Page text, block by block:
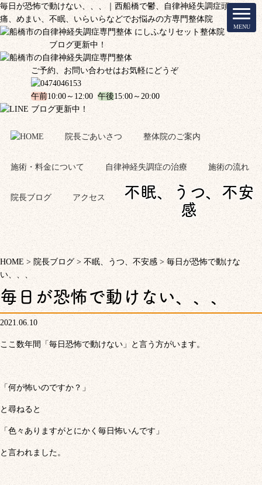
毎日が恐怖で動けない、、、｜西船橋で鬱、自律神経失調症頭
痛、めまい、不眠、いらいらなどでお悩みの方専門整体院
ブログ更新中！
ご予約、お問い合わせはお気軽にどうぞ
午前10:00～12:00 午後15:00～20:00
ブログ更新中！
院長ごあいさつ 整体院のご案内
施術・料金について 自律神経失調症の治療 施術の流れ
院長ブログ アクセス 不眠、うつ、不安
感
HOME > 院長ブログ>不眠、うつ、不安感 > 毎日が恐怖で動けな
い、、、
毎日が恐怖で動けない、、、
2021.06.10
ここ数年間「毎日恐怖で動けない」と言う方がいます。
「何が怖いのですか？」
と尋ねると
「色々ありますがとにかく毎日怖いんです」
と言われました。